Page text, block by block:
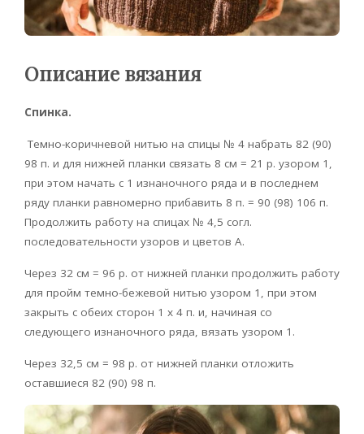
Описание вязания
Спинка.
Темно-коричневой нитью на спицы № 4 набрать 82 (90)
98 п. и для нижней планки связать 8 см = 21 р. узором 1,
при этом начать с 1 изнаночного ряда и в последнем
ряду планки равномерно прибавить 8 п. = 90 (98) 106 п.
Продолжить работу на спицах № 4,5 согл.
последовательности узоров и цветов А.
Через 32 см = 96 р. от нижней планки продолжить работу
для пройм темно-бежевой нитью узором 1, при этом
закрыть с обеих сторон 1 х 4 п. и, начиная со
следующего изнаночного ряда, вязать узором 1.
Через 32,5 см = 98 р. от нижней планки отложить
оставшиеся 82 (90) 98 п.